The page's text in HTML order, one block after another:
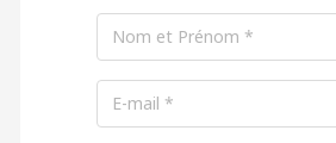
Nom
Prénom *
E-
mail
*